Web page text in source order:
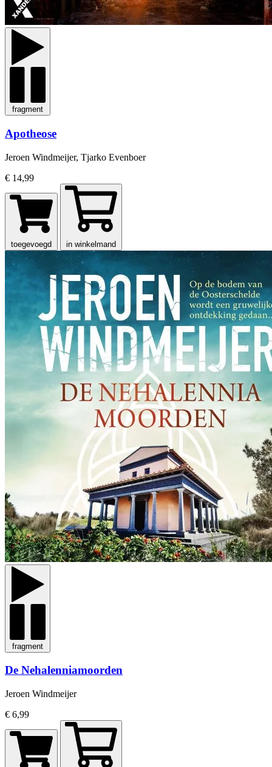
fragment
Apotheose
Jeroen Windmeijer, Tjarko Evenboer
€ 14,99
toegevoegd in winkelmand
fragment
De Nehalenniamoorden
Jeroen Windmeijer
€ 6,99